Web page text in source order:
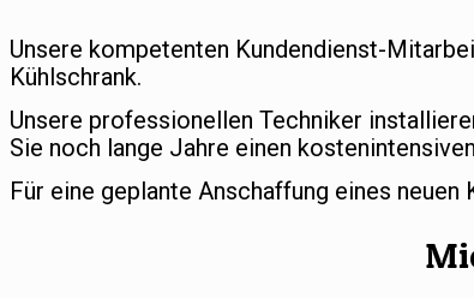
Unsere kompetenten Kundendienst-
Kühlschrank.
Unsere professionellen Techniker
Sie noch lange Jahre einen
Für eine geplante Anschaffung eines